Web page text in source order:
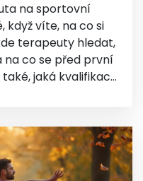
na sportovní
když víte, na co si
terapeuty hledat,
na co se před první
jaká kvalifikace
a najít toho